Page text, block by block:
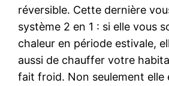
réversible. Cette dernière
système 2 en 1 : si elle vous
chaleur en période estivale,
aussi de chauffer votre
fait froid. Non seulement elle